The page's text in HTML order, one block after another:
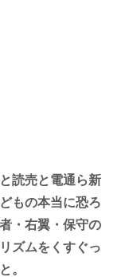
読売と電通ら新
もの本当に恐ろ
・右翼・保守の
ズムをくすぐっ
。